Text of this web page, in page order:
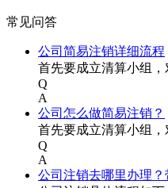
常见问答
公司简易注销详细流程
首先要成立清算小组
Q
A
公司怎么做简易注销？
首先要成立清算小组
Q
A
公司注销去哪里办理？